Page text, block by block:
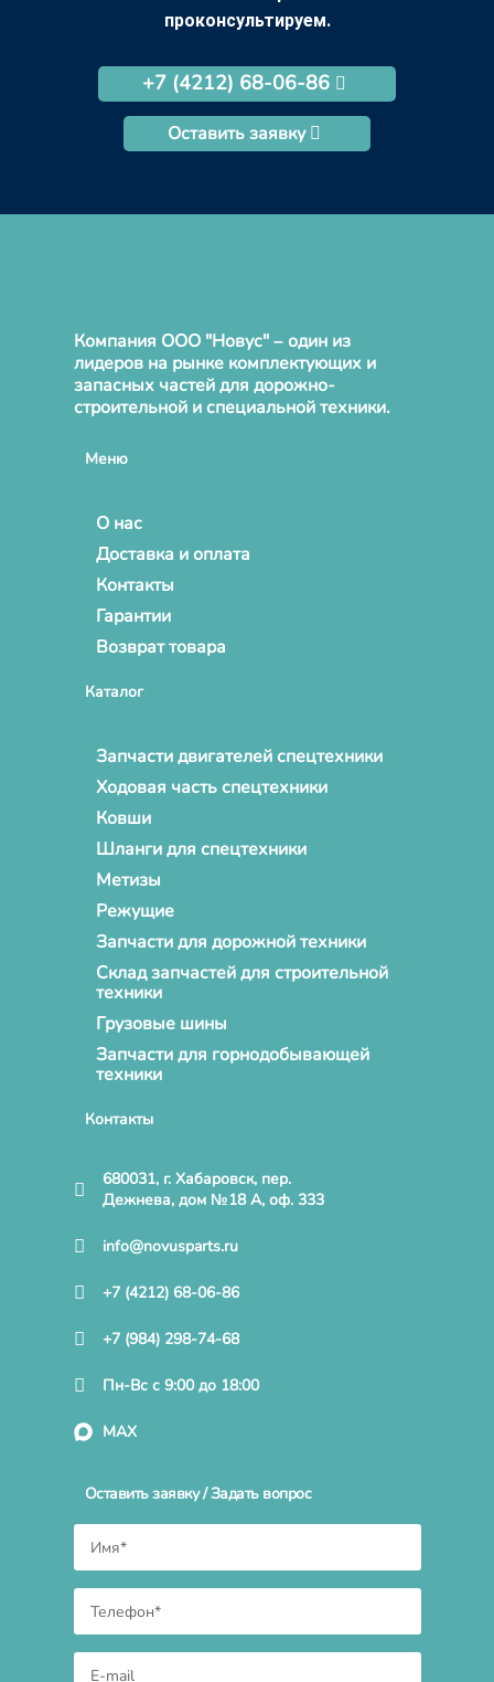
проконсультируем.
+7 (4212) 68-06-86
Оставить заявку
Компания ООО "Новус" – один из
лидеров на рынке комплектующих и
запасных частей для дорожно-
строительной и специальной техники.
Меню
О нас
Доставка и оплата
Контакты
Гарантии
Возврат товара
Каталог
Запчасти двигателей спецтехники
Ходовая часть спецтехники
Ковши
Шланги для спецтехники
Метизы
Режущие
Запчасти для дорожной техники
Склад запчастей для строительной
техники
Грузовые шины
Запчасти для горнодобывающей
техники
Контакты
680031, г. Хабаровск, пер.
Дежнева, дом №18 А, оф. 333
info@novusparts.ru
+7 (4212) 68-06-86
+7 (984) 298-74-68
Пн-Вс с 9:00 до 18:00
MAX
Оставить заявку / Задать вопрос